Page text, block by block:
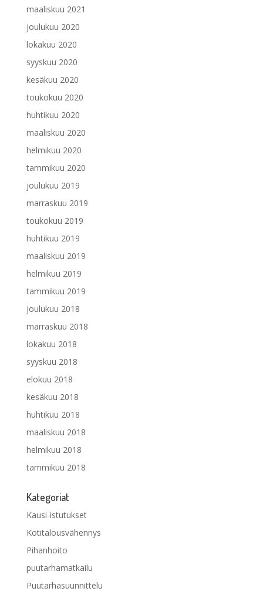
maaliskuu 2021
joulukuu 2020
lokakuu 2020
syyskuu 2020
kesäkuu 2020
toukokuu 2020
huhtikuu 2020
maaliskuu 2020
helmikuu 2020
tammikuu 2020
joulukuu 2019
marraskuu 2019
toukokuu 2019
huhtikuu 2019
maaliskuu 2019
helmikuu 2019
tammikuu 2019
joulukuu 2018
marraskuu 2018
lokakuu 2018
syyskuu 2018
elokuu 2018
kesäkuu 2018
huhtikuu 2018
maaliskuu 2018
helmikuu 2018
tammikuu 2018
Kategoriat
Kausi-istutukset
Kotitalousvähennys
Pihanhoito
puutarhamatkailu
Puutarhasuunnittelu